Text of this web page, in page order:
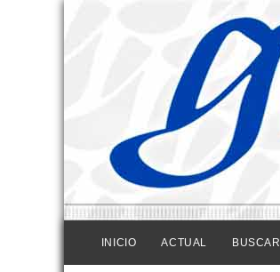
INICIO ACTUAL BUSCAR